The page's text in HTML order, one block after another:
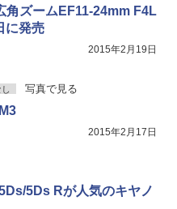
角ズームEF11-24mm F4L
に発売
2015年2月19日
写真で見る
2015年2月17日
5Ds Rが人気のキヤノ